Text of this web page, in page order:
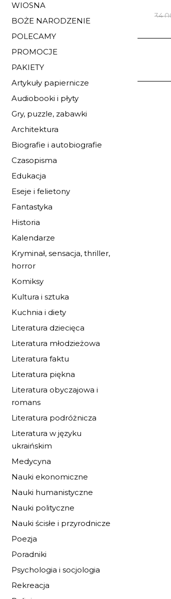
WIOSNA
BOŻE NARODZENIE
POLECAMY
PROMOCJE
PAKIETY
Artykuły papiernicze
Audiobooki i płyty
Gry, puzzle, zabawki
Architektura
Biografie i autobiografie
Czasopisma
Edukacja
Eseje i felietony
Fantastyka
Historia
Kalendarze
Kryminał, sensacja, thriller,
horror
Komiksy
Kultura i sztuka
Kuchnia i diety
Literatura dziecięca
Literatura młodzieżowa
Literatura faktu
Literatura piękna
Literatura obyczajowa i
romans
Literatura podróżnicza
Literatura w języku
ukraińskim
Medycyna
Nauki ekonomiczne
Nauki humanistyczne
Nauki polityczne
Nauki ścisłe i przyrodnicze
Poezja
Poradniki
Psychologia i socjologia
Rekreacja